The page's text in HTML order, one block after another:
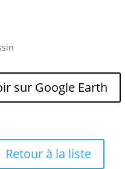
sur Google Earth
Retour à la liste